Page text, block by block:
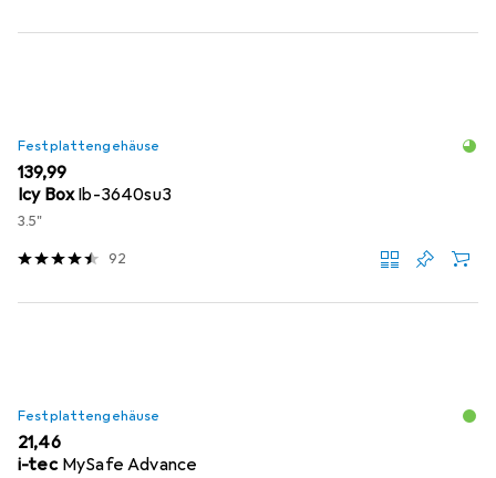
Festplattengehäuse
EUR
139,99
Icy BoxIb-3640su3
3.5"
92
Festplattengehäuse
EUR
21,46
i-tec MySafe Advance